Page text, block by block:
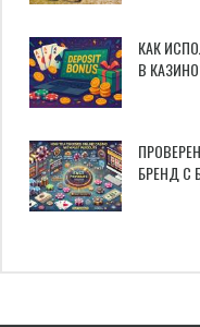
КАК
В
БРЕНД С